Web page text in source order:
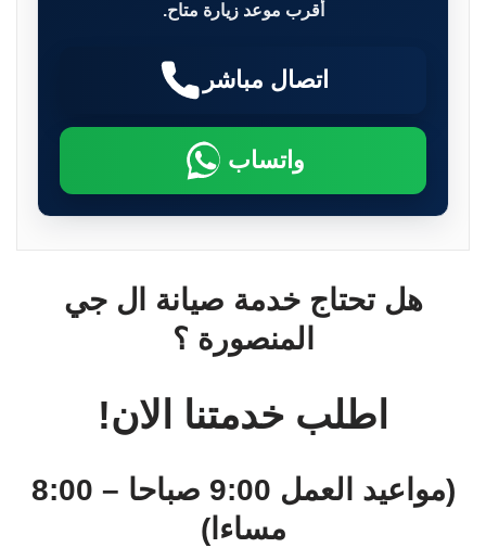
أقرب موعد زيارة متاح.
اتصال مباشر
واتساب
هل تحتاج خدمة صيانة ال جي
المنصورة ؟
اطلب خدمتنا الان!
(مواعيد العمل 9:00 صباحا – 8:00
مساءا)